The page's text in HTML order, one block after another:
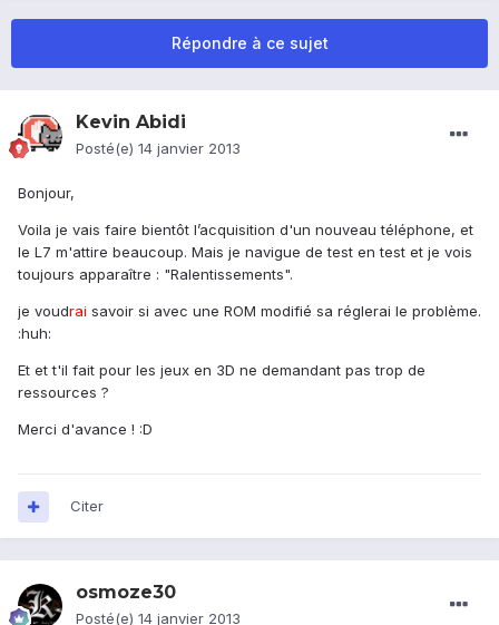
Répondre à ce sujet
Kevin Abidi
Posté(e) 14 janvier 2013
Bonjour,
Voila je vais faire bientôt l’acquisition d'un nouveau téléphone, et
le L7 m'attire beaucoup. Mais je navigue de test en test et je vois
toujours apparaître : "Ralentissements".
je voudrai savoir si avec une ROM modifié sa réglerai le problème.
:huh:
Et et t'il fait pour les jeux en 3D ne demandant pas trop de
ressources ?
Merci d'avance ! :D
Citer
osmoze30
Posté(e) 14 janvier 2013